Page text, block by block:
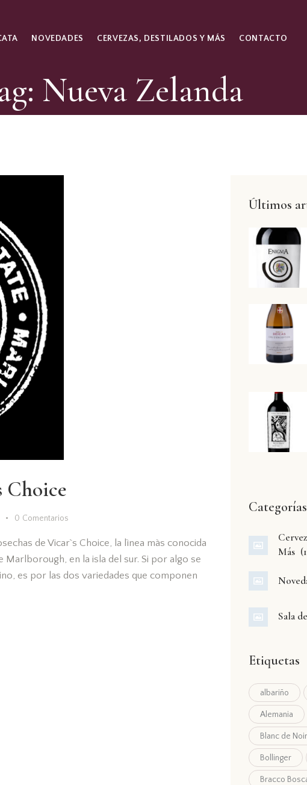
NOVEDADES CERVEZAS, DESTILADOS Y MÁS CONTACTO
Nueva Zelanda
Choice
0 Comentarios
de Vicar`s Choice, la lìnea màs conocida
Marlborough, en la isla del sur. Si por algo se
es por las dos variedades que componen
Últimos
Categorías
Más
Sala
Etiquetas
albariño
Alemania
Blanc de
Bollinger
Bracco